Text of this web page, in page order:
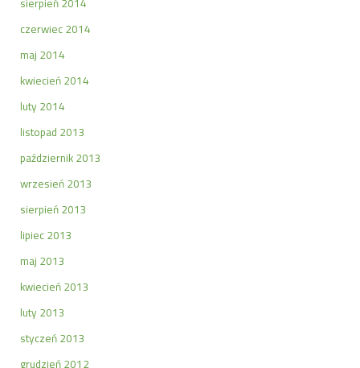
sierpień 2014
czerwiec 2014
maj 2014
kwiecień 2014
luty 2014
listopad 2013
październik 2013
wrzesień 2013
sierpień 2013
lipiec 2013
maj 2013
kwiecień 2013
luty 2013
styczeń 2013
grudzień 2012